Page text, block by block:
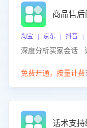
商品售
淘宝 | 京东 | 抖音 |
深度分析买家会话 ·
免费开通，按量计费
话术支持